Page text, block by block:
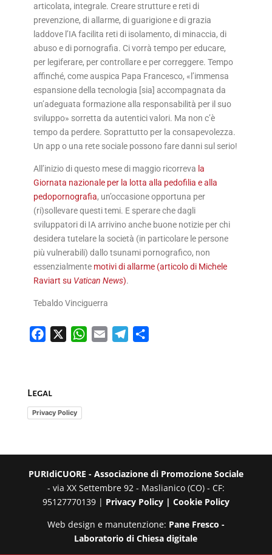
articolata, integrale. Creare strutture e reti di
prevenzione, di allarme, di guarigione e di grazia
laddove l’IA facilita reti di isolamento, di minaccia, di
abuso e di pornografia. Ci vorrà tempo per educare,
per legiferare, per controllare e per correggere. Tempo
affinché, come auspica Papa Francesco, «l’immensa
espansione della tecnologia [sia] accompagnata da
un’adeguata formazione alla responsabilità per il suo
sviluppo» sorretta da autentici valori. Ma non c’è
tempo da perdere. Soprattutto per la consapevolezza.
Un app o una rete sociale possono fare danni sul serio!
All’inizio di questo mese di maggio ricorreva la
Giornata nazionale per la lotta alla pedofilia e alla
pedopornografia, un’occasione opportuna per
(ri)sollevare questi temi. E sperare che dagli
sviluppatori di IA arrivino anche buone notizie per chi
desidera tutelare la società (in particolare le persone
più vulnerabili) dallo tsunami pornografico, non
essenzialmente motivi di allarme (articolo di Michele
Raviart su Vatican News).
Tebaldo Vinciguerra
b
o
W
Legal
Privacy Policy
PURIdiCUORE - Associazione di Promozione Sociale
- via XX Settembre 92 - Maslianico (CO) - CF:
95127770139 | Privacy Policy | Cookie Policy
Web design e manutenzione: Pane Fresco -
Laboratorio di Chiesa digitale